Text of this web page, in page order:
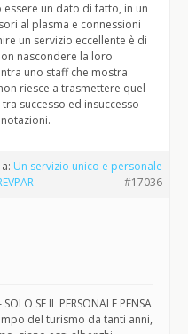
un dato di fatto, in un
al plasma e connessioni
un servizio eccellente è di
nascondere la loro
uno staff che mostra
riesce a trasmettere quel
successo ed insuccesso
Un servizio unico e personale
#17036
SE IL PERSONALE PENSA
del turismo da tanti anni,